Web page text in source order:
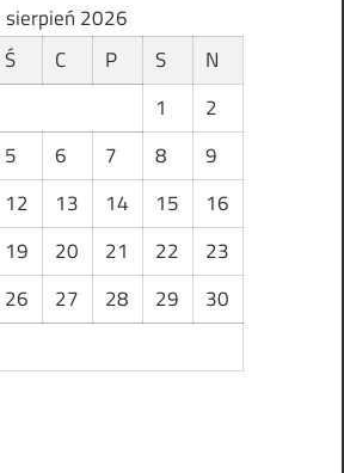
sierpień 2026
Ś C P S
N
1
2
5 6 7 8
9
12 13 14 15
16
19 20 21 22
23
26 27 28 29
30